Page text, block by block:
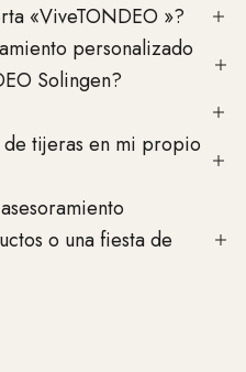
«ViveTONDEO »?
personalizado
Solingen?
tijeras en mi propio
o una fiesta de
su formato
tijeras o concertar una
productos? No dude en